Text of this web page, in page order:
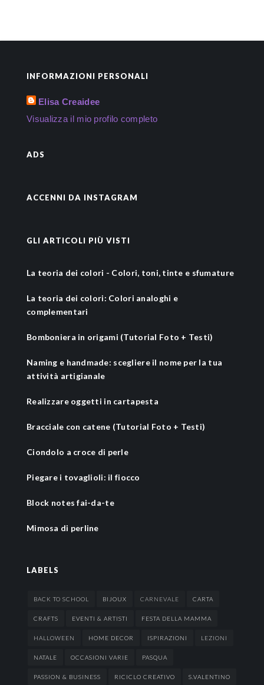
INFORMAZIONI PERSONALI
Elisa Creaidee
Visualizza il mio profilo completo
ADS
ACCENNI DA INSTAGRAM
GLI ARTICOLI PIÙ VISTI
La teoria dei colori - Colori, toni, tinte e sfumature
La teoria dei colori: Colori analoghi e
complementari
Bomboniera in origami (Tutorial Foto + Testi)
Naming e handmade: scegliere il nome per la tua
attività artigianale
Realizzare oggetti in cartapesta
Bracciale con catene (Tutorial Foto + Testi)
Ciondolo a croce di perle
Piegare i tovaglioli: il fiocco
Block notes fai-da-te
Mimosa di perline
LABELS
BACK TO SCHOOL BIJOUX CARNEVALE CARTA
CRAFTS EVENTI & ARTISTI FESTA DELLA MAMMA
HALLOWEEN HOME DECOR ISPIRAZIONI LEZIONI
NATALE OCCASIONI VARIE PASQUA
PASSION & BUSINESS RICICLO CREATIVO S.VALENTINO